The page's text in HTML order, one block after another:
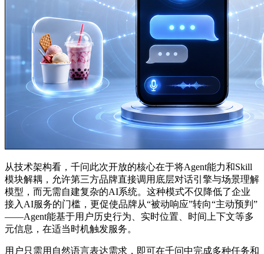
从技术架构看，千问此次开放的核心在于将Agent能力和Skill
模块解耦，允许第三方品牌直接调用底层对话引擎与场景理解
模型，而无需自建复杂的AI系统。这种模式不仅降低了企业
接入AI服务的门槛，更促使品牌从“被动响应”转向“主动预判”
——Agent能基于用户历史行为、实时位置、时间上下文等多
元信息，在适当时机触发服务。
用户只需用自然语言表达需求，即可在千问中完成多种任务和